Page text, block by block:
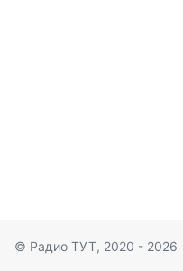
© Радио ТУТ, 2020 - 2026